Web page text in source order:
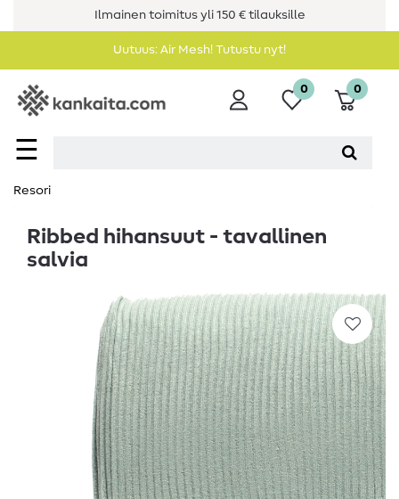
Ilmainen toimitus yli 150 € tilauksille
Uutuus: Air Mesh! Tutustu nyt!
☰
0 0
Resori
Ribbed hihansuut - tavallinen
salvia